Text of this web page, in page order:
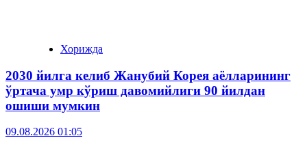
Хорижда
2030 йилга келиб Жанубий Корея аёлларининг
ўртача умр кўриш давомийлиги 90 йилдан
ошиши мумкин
09.08.2026 01:05